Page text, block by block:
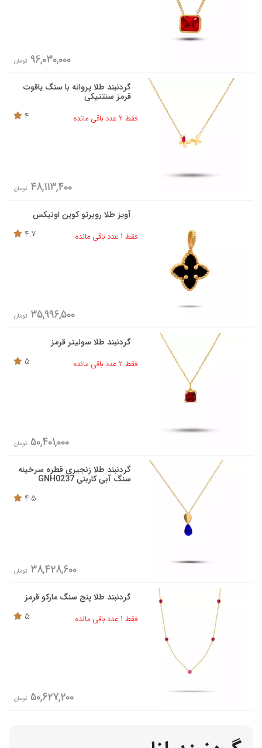
96,030,000 تومان
گردنبند طلا پروانه با سنگ یاقوت
قرمز سنتتیکی
فقط 2 عدد باقی مانده
4
48,113,400 تومان
آویز طلا روبرتو کوین اونیکس
فقط 1 عدد باقی مانده
4.7
35,996,500 تومان
گردنبند طلا سولیتر قرمز
فقط 2 عدد باقی مانده
5
50,401,000 تومان
گردنبند طلا زنجیری قطره سرخینه
سنگ آبی کاربنی GNH0237
4.5
38,428,600 تومان
گردنبند طلا پنج سنگ مارکو قرمز
فقط 1 عدد باقی مانده
5
50,627,200 تومان